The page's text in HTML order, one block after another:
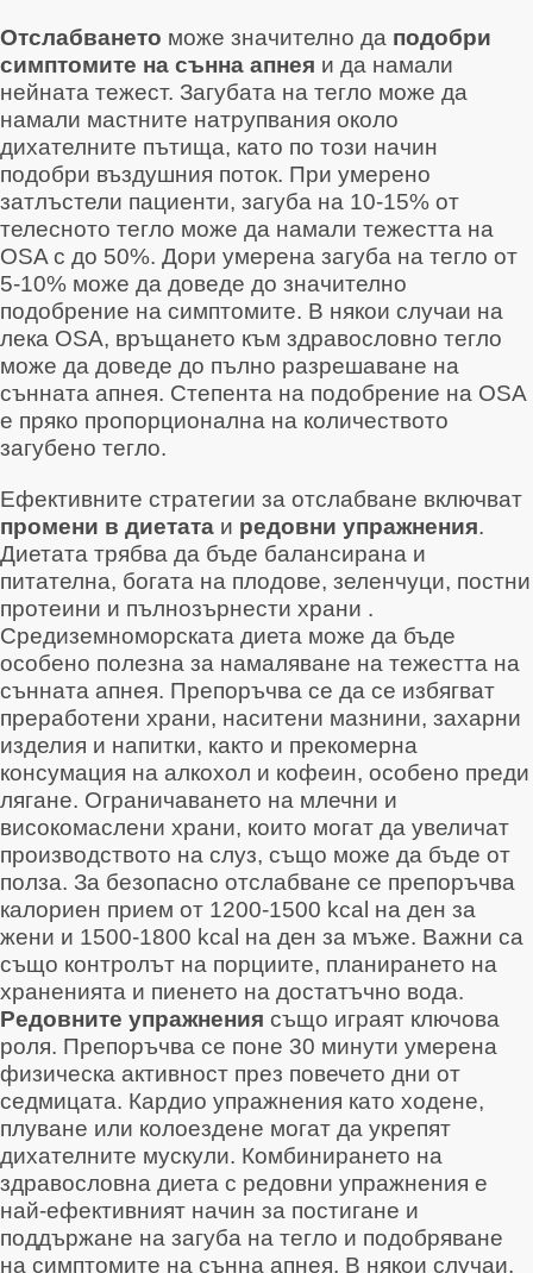
Отслабването може значително да подобри
симптомите на сънна апнея и да намали
нейната тежест. Загубата на тегло може да
намали мастните натрупвания около
дихателните пътища, като по този начин
подобри въздушния поток. При умерено
затлъстели пациенти, загуба на 10-15% от
телесното тегло може да намали тежестта на
OSA с до 50%. Дори умерена загуба на тегло от
5-10% може да доведе до значително
подобрение на симптомите. В някои случаи на
лека OSA, връщането към здравословно тегло
може да доведе до пълно разрешаване на
сънната апнея. Степента на подобрение на OSA
е пряко пропорционална на количеството
загубено тегло.
Ефективните стратегии за отслабване включват
промени в диетата и редовни упражнения.
Диетата трябва да бъде балансирана и
питателна, богата на плодове, зеленчуци, постни
протеини и пълнозърнести храни .
Средиземноморската диета може да бъде
особено полезна за намаляване на тежестта на
сънната апнея. Препоръчва се да се избягват
преработени храни, наситени мазнини, захарни
изделия и напитки, както и прекомерна
консумация на алкохол и кофеин, особено преди
лягане. Ограничаването на млечни и
високомаслени храни, които могат да увеличат
производството на слуз, също може да бъде от
полза. За безопасно отслабване се препоръчва
калориен прием от 1200-1500 kcal на ден за
жени и 1500-1800 kcal на ден за мъже. Важни са
също контролът на порциите, планирането на
храненията и пиенето на достатъчно вода.
Редовните упражнения също играят ключова
роля. Препоръчва се поне 30 минути умерена
физическа активност през повечето дни от
седмицата. Кардио упражнения като ходене,
плуване или колоездене могат да укрепят
дихателните мускули. Комбинирането на
здравословна диета с редовни упражнения е
най-ефективният начин за постигане и
поддържане на загуба на тегло и подобряване
на симптомите на сънна апнея. В някои случаи,